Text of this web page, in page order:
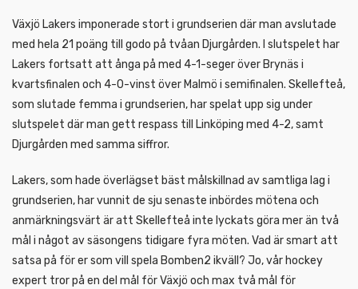
Växjö Lakers imponerade stort i grundserien där man avslutade
med hela 21 poäng till godo på tvåan Djurgården. I slutspelet har
Lakers fortsatt att ånga på med 4-1-seger över Brynäs i
kvartsfinalen och 4-0-vinst över Malmö i semifinalen. Skellefteå,
som slutade femma i grundserien, har spelat upp sig under
slutspelet där man gett respass till Linköping med 4-2, samt
Djurgården med samma siffror.
Lakers, som hade överlägset bäst målskillnad av samtliga lag i
grundserien, har vunnit de sju senaste inbördes mötena och
anmärkningsvärt är att Skellefteå inte lyckats göra mer än två
mål i något av säsongens tidigare fyra möten. Vad är smart att
satsa på för er som vill spela Bomben2 ikväll? Jo, vår hockey
expert tror på en del mål för Växjö och max två mål för